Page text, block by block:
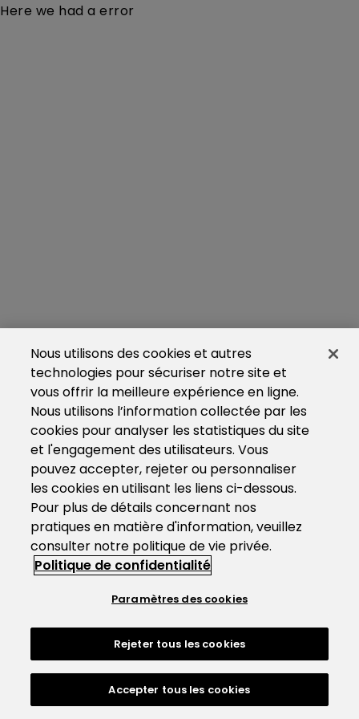
Here we had a error
Nous utilisons des cookies et autres
technologies pour sécuriser notre site et
vous offrir la meilleure expérience en ligne.
Nous utilisons l’information collectée par les
cookies pour analyser les statistiques du site
et l'engagement des utilisateurs. Vous
pouvez accepter, rejeter ou personnaliser
les cookies en utilisant les liens ci-dessous.
Pour plus de détails concernant nos
pratiques en matière d'information, veuillez
consulter notre politique de vie privée.
Politique de confidentialité
Paramètres des cookies
Rejeter tous les cookies
Accepter tous les cookies